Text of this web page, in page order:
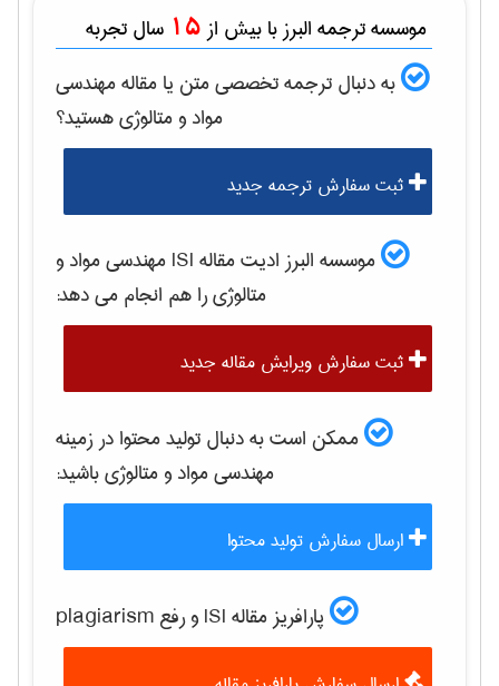
موسسه ترجمه البرز با بیش از 15 سال تجربه
به دنبال ترجمه تخصصی متن یا مقالهمهندسی
مواد و متالوژیهستید؟
ثبت سفارش ترجمه جدید
موسسه البرز ادیت مقاله ISI
مهندسی مواد و
متالوژیرا هم انجام می دهد:
ثبت سفارش ویرایش مقاله جدید
ممکن است به دنبال تولید محتوا در زمینه
مهندسی مواد و متالوژیباشید:
ارسال سفارش تولید محتوا
پارافریز مقاله ISI و رفع plagiarism